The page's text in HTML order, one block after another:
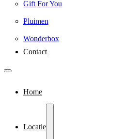
Gift For You
Pluimen
Wonderbox
Contact
Home
Locatie